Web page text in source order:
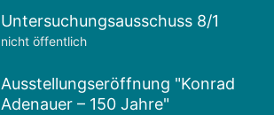
Untersuchungsausschuss 8/1
nicht öffentlich
Ausstellungseröffnung "Konrad
Adenauer – 150 Jahre"